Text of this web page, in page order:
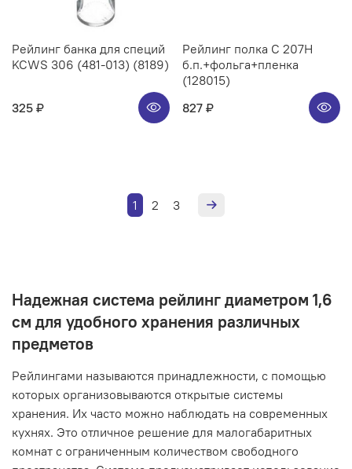
Рейлинг банка для специй
KCWS 306 (481-013) (8189)
325 ₽
Рейлинг полка C 207H
б.п.+фольга+пленка
(128015)
827 ₽
1 2 3
Надежная система рейлинг диаметром 1,6
см для удобного хранения различных
предметов
Рейлингами называются принадлежности, с помощью
которых организовываются открытые системы
хранения. Их часто можно наблюдать на современных
кухнях. Это отличное решение для малогабаритных
комнат с ограниченным количеством свободного